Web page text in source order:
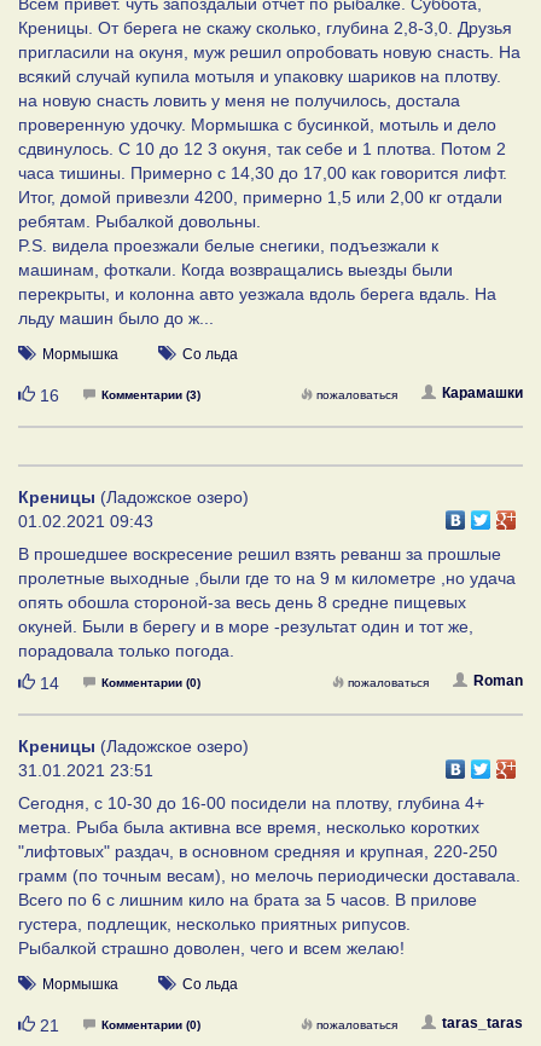
Креницы. От берега не скажу сколько, глубина 2,8-3,0. Друзья
пригласили на окуня, муж решил опробовать новую снасть. На
всякий случай купила мотыля и упаковку шариков на плотву.
на новую снасть ловить у меня не получилось, достала
проверенную удочку. Мормышка с бусинкой, мотыль и дело
сдвинулось. С 10 до 12 3 окуня, так себе и 1 плотва. Потом 2
часа тишины. Примерно с 14,30 до 17,00 как говорится лифт.
Итог, домой привезли 4200, примерно 1,5 или 2,00 кг отдали
ребятам. Рыбалкой довольны.
P.S. видела проезжали белые снегики, подъезжали к
машинам, фоткали. Когда возвращались выезды были
перекрыты, и колонна авто уезжала вдоль берега вдаль. На
льду машин было до ж...
Мормышка Со льда
Нравится
16 Комментарии (3) Карамашки
пожаловаться
Креницы (Ладожское озеро)
01.02.2021 09:43
В прошедшее воскресение решил взять реванш за прошлые
пролетные выходные ,были где то на 9 м километре ,но удача
опять обошла стороной-за весь день 8 средне пищевых
окуней. Были в берегу и в море -результат один и тот же,
порадовала только погода.
Нравится
14 Комментарии (0) Roman
пожаловаться
Креницы (Ладожское озеро)
31.01.2021 23:51
Сегодня, с 10-30 до 16-00 посидели на плотву, глубина 4+
метра. Рыба была активна все время, несколько коротких
"лифтовых" раздач, в основном средняя и крупная, 220-250
грамм (по точным весам), но мелочь периодически доставала.
Всего по 6 с лишним кило на брата за 5 часов. В прилове
густера, подлещик, несколько приятных рипусов.
Рыбалкой страшно доволен, чего и всем желаю!
Мормышка Со льда
Нравится
21 Комментарии (0) taras_taras
пожаловаться